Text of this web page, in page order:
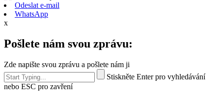
Odeslat e-mail
WhatsApp
x
Pošlete nám svou zprávu:
Zde napište svou zprávu a pošlete nám ji
Stiskněte Enter pro vyhledávání
nebo ESC pro zavření